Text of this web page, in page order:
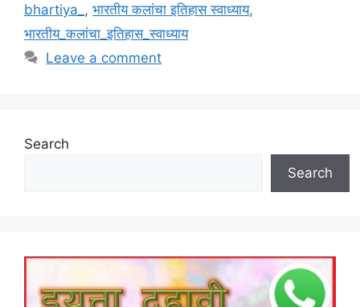
bhartiya_ , भारतीय कलांचा इतिहास स्वाध्याय,
भारतीय_कलांचा_इतिहास_स्वाध्याय
Leave a comment
Search
Search